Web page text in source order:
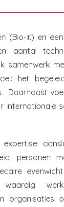
(Bio-Ir.) en
aantal
samenwerk
het
Daarnaast
personen
werk,